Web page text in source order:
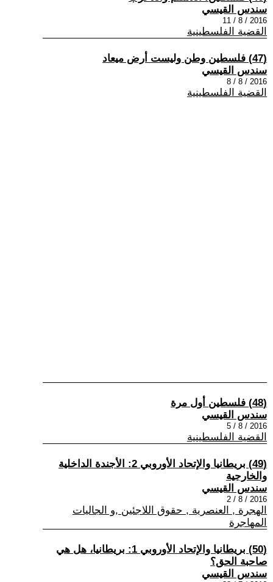
سندس القيسي
2016 / 8 / 11
القضية الفلسطينية
(47) فلسطين وطن وليست أرض ميعاد
سندس القيسي
2016 / 8 / 8
القضية الفلسطينية
(48) فلسطين أول مرة
سندس القيسي
2016 / 8 / 5
القضية الفلسطينية
(49) بريطانيا والإتحاد الأوروبي 2: الأجندة الداخلية
والخارجية
سندس القيسي
2016 / 8 / 2
الهجرة , العنصرية , حقوق اللاجئين ,و الجاليات
المهاجرة
(50) بريطانيا والإتحاد الأوروبي 1: بريطانيا، هل هي
صاحبة الحق؟
سندس القيسي